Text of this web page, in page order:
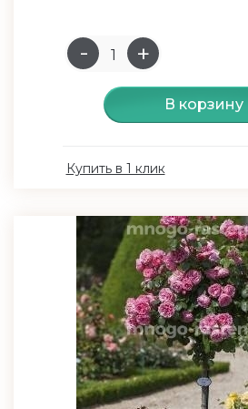
В корзину
Купить в 1 клик